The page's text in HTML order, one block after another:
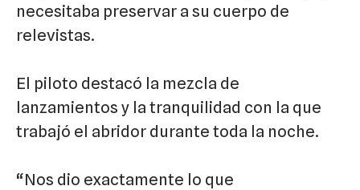
necesitaba preservar a su cuerpo de
relevistas.
El piloto destacó la mezcla de
lanzamientos y la tranquilidad con la que
trabajó el abridor durante toda la noche.
“Nos dio exactamente lo que